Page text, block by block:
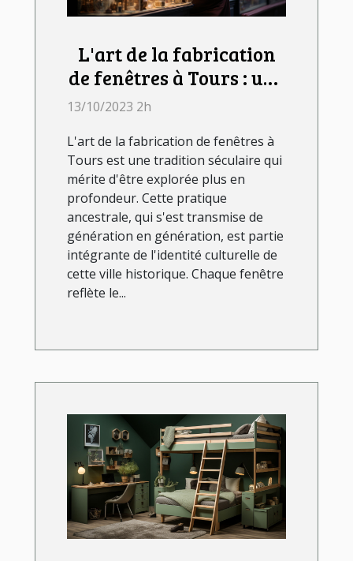
L'art de la fabrication
de fenêtres à Tours : une
tradition séculaire
13/10/2023 2h
L'art de la fabrication de fenêtres à
Tours est une tradition séculaire qui
mérite d'être explorée plus en
profondeur. Cette pratique
ancestrale, qui s'est transmise de
génération en génération, est partie
intégrante de l'identité culturelle de
cette ville historique. Chaque fenêtre
reflète le...